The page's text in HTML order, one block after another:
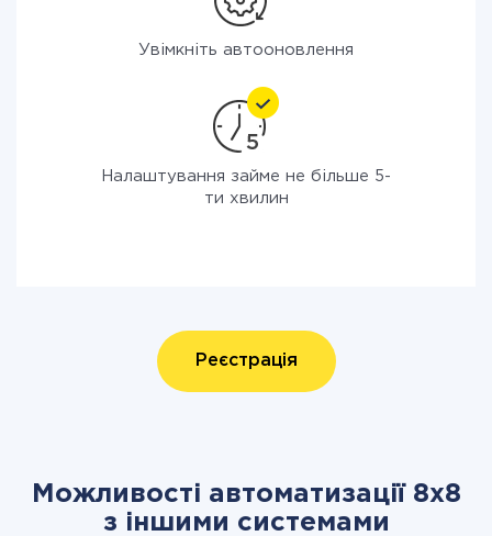
Увімкніть автооновлення
Налаштування займе не більше 5-
ти хвилин
Реєстрація
Можливості автоматизації 8x8
з іншими системами